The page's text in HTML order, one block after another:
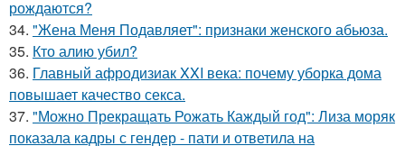
рождаются?
34. "Жена Меня Подавляет": признаки женского абьюза.
35. Кто алию убил?
36. Главный афродизиак XXI века: почему уборка дома
повышает качество секса.
37. "Можно Прекращать Рожать Каждый год": Лиза моряк
показала кадры с гендер - пати и ответила на